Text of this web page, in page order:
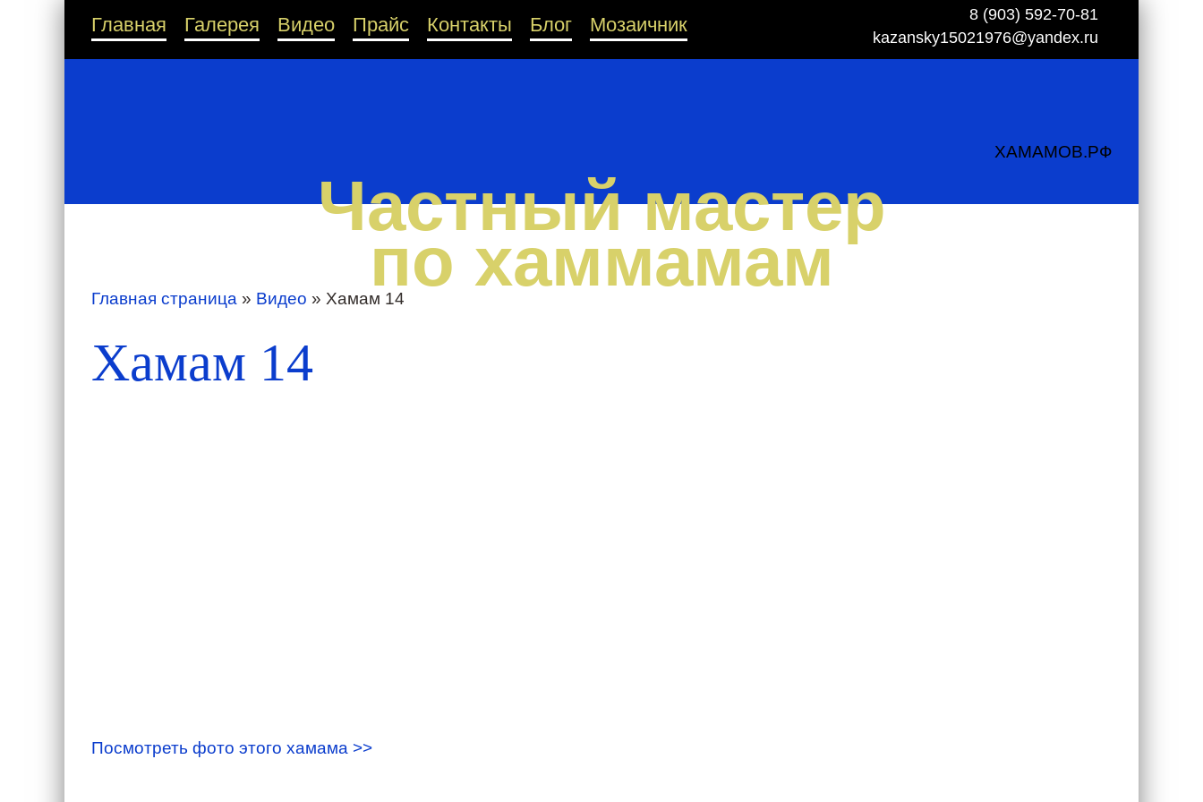
Главная Галерея Видео Прайс Контакты Блог Мозаичник
8 (903) 592-70-81
kazansky15021976@yandex.ru
ХАМАМОВ.РФ
Частный мастер
по хаммамам
Главная страница » Видео » Хамам 14
Хамам 14
Посмотреть фото этого хамама >>